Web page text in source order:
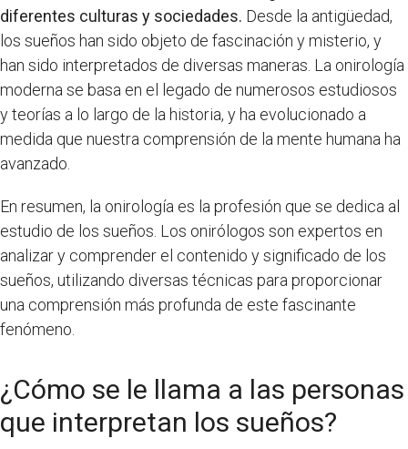
diferentes culturas y sociedades. Desde la antigüedad,
los sueños han sido objeto de fascinación y misterio, y
han sido interpretados de diversas maneras. La onirología
moderna se basa en el legado de numerosos estudiosos
y teorías a lo largo de la historia, y ha evolucionado a
medida que nuestra comprensión de la mente humana ha
avanzado.
En resumen, la onirología es la profesión que se dedica al
estudio de los sueños. Los onirólogos son expertos en
analizar y comprender el contenido y significado de los
sueños, utilizando diversas técnicas para proporcionar
una comprensión más profunda de este fascinante
fenómeno.
¿Cómo se le llama a las personas
que interpretan los sueños?